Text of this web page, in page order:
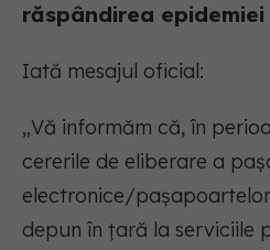
răspândirea
Iată mesajul oficial:
„Vă informăm că, în
cererile de eliberare a
electronice/
depun în țară la serviciile